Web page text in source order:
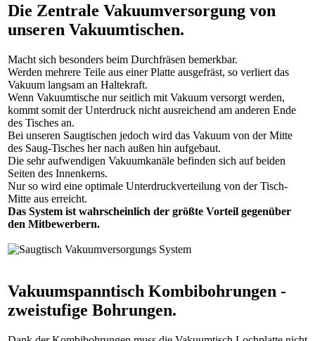
Die Zentrale Vakuumversorgung von
unseren Vakuumtischen.
Macht sich besonders beim Durchfräsen bemerkbar.
Werden mehrere Teile aus einer Platte ausgefräst, so verliert das
Vakuum langsam an Haltekraft.
Wenn Vakuumtische nur seitlich mit Vakuum versorgt werden,
kommt somit der Unterdruck nicht ausreichend am anderen Ende
des Tisches an.
Bei unseren Saugtischen jedoch wird das Vakuum von der Mitte
des Saug-Tisches her nach außen hin aufgebaut.
Die sehr aufwendigen Vakuumkanäle befinden sich auf beiden
Seiten des Innenkerns.
Nur so wird eine optimale Unterdruckverteilung von der Tisch-
Mitte aus erreicht.
Das System ist wahrscheinlich der größte Vorteil gegenüber
den Mitbewerbern.
Vakuumspanntisch Kombibohrungen -
zweistufige Bohrungen.